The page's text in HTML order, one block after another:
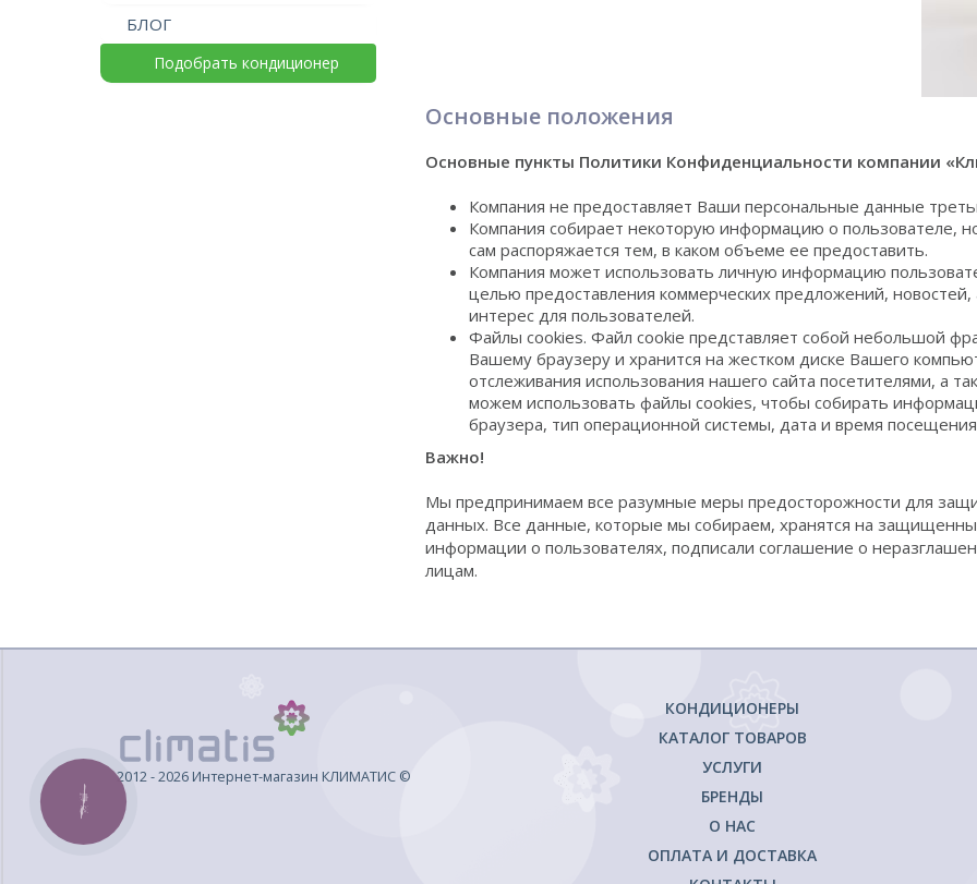
БЛОГ
Подобрать кондиционер
Основные положения
Основные пункты Политики Конфиденциальности компании
Компания не предоставляет Ваши персональные данные
Компания собирает некоторую информацию о пользователе,
сам распоряжается тем, в каком объеме ее предоставить.
Компания может использовать личную информацию
целью предоставления коммерческих предложений,
интерес для пользователей.
Файлы сookies. Файл cookie представляет собой небольшой
Вашему браузеру и хранится на жестком диске Вашего
отслеживания использования нашего сайта посетителями, а
можем использовать файлы cookies, чтобы собирать
браузера, тип операционной системы, дата и время
Важно!
Мы предпринимаем все разумные меры предосторожности для
данных. Все данные, которые мы собираем, хранятся на
информации о пользователях, подписали соглашение о
лицам.
2012 - 2026 Интернет-магазин КЛИМАТИС ©
КОНДИЦИОНЕРЫ
КАТАЛОГ ТОВАРОВ
УСЛУГИ
БРЕНДЫ
О НАС
ОПЛАТА И ДОСТАВКА
КНОПКА
ЗВ'ЯЗКУ